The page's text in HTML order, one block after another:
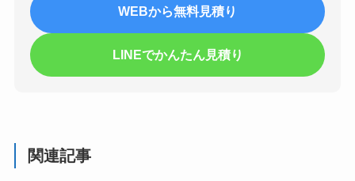
WEBから無料見積り
LINEでかんたん見積り
関連記事